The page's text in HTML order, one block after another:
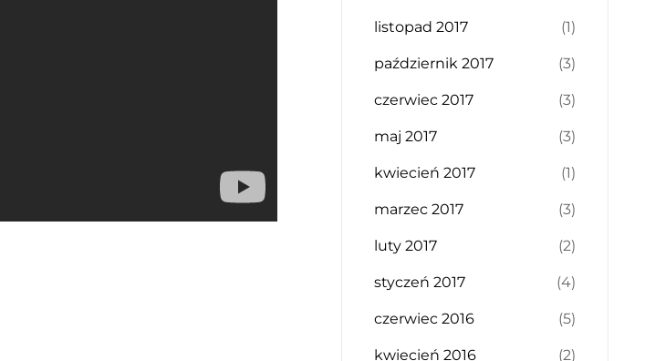
listopad 2017 (1)
październik 2017 (3)
czerwiec 2017 (3)
maj 2017 (3)
kwiecień 2017 (1)
marzec 2017 (3)
luty 2017 (2)
styczeń 2017 (4)
czerwiec 2016 (5)
kwiecień 2016 (2)